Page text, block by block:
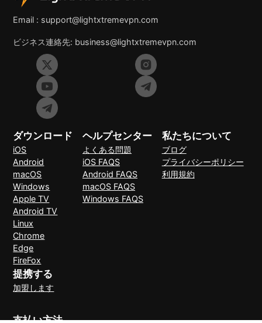
Email : support@lightxtremevpn.com
ビジネス連絡先: business@lightxtremevpn.com
ダウンロード
iOS
Android
macOS
Windows
Apple TV
Android TV
Linux
Chrome
Edge
FireFox
ヘルプセンター
よくある問題
iOS FAQS
Android FAQS
macOS FAQS
Windows FAQS
私たちについて
ブログ
プライバシーポリシー
利用規約
提携する
加盟します
支払い方法